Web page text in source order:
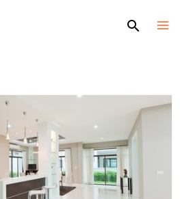
Search